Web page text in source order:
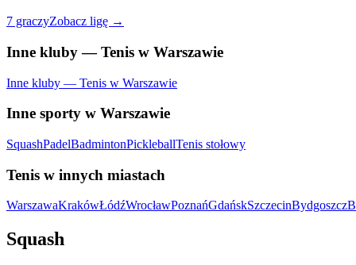
7 graczyZobacz ligę →
Inne kluby — Tenis w Warszawie
Inne kluby — Tenis w Warszawie
Inne sporty w Warszawie
SquashPadelBadmintonPickleballTenis stołowy
Tenis w innych miastach
WarszawaKrakówŁódźWrocławPoznańGdańskSzczecinBydgoszcz
Squash